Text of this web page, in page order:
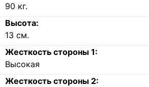
90 кг.
Высота:
13 см.
Жесткость стороны 1:
Высокая
Жесткость стороны 2: